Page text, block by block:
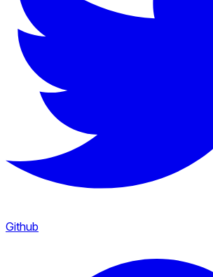
Github